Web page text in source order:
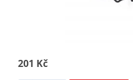
201 Kč